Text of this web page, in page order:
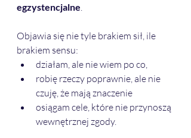
egzystencjalne.
Objawia się nie tyle brakiem sił, ile
brakiem sensu:
działam, ale nie wiem po co,
robię rzeczy poprawnie, ale nie
czuję, że mają znaczenie
osiągam cele, które nie przynoszą
wewnętrznej zgody.